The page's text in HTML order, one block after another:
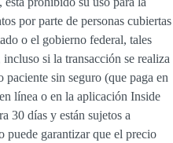
por parte de personas cubiertas
o el gobierno federal, tales
si la transacción se realiza
sin seguro (que paga en
línea o en la aplicación Inside
30 días y están sujetos a
puede garantizar que el precio